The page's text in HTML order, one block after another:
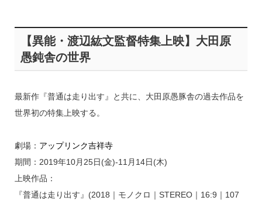
【異能・渡辺紘文監督特集上映】大田原
愚鈍舎の世界
最新作『普通は走り出す』と共に、大田原愚豚舎の過去作品を
世界初の特集上映する。
劇場： アップリンク吉祥寺
期間：2019年10月25日(金)-11月14日(木)
上映作品：
『普通は走り出す』(2018｜モノクロ｜STEREO｜16:9｜107